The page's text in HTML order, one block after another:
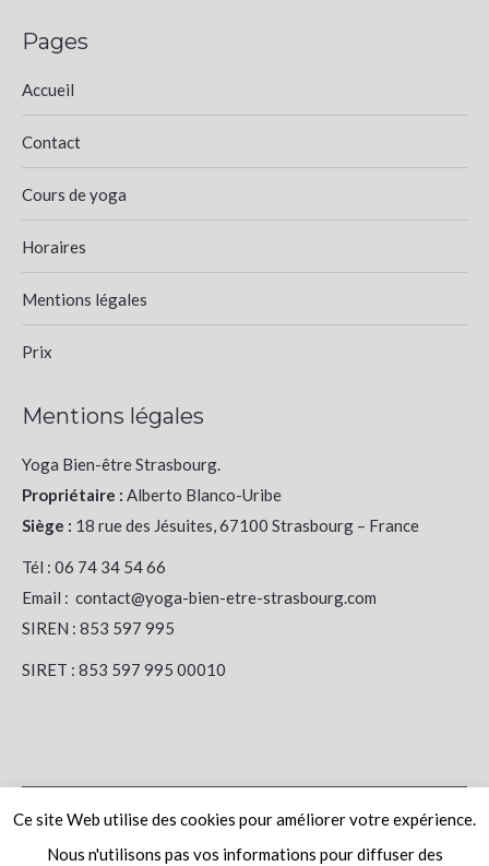
opens
new
opens
new
Pages
Accueil
Contact
Cours de yoga
Horaires
Mentions légales
Prix
Mentions légales
Yoga Bien-être Strasbourg.
Propriétaire : Alberto Blanco-Uribe
Siège : 18 rue des Jésuites, 67100 Strasbourg – France
Tél : 06 74 34 54 66
Email : contact@yoga-bien-etre-strasbourg.com
SIREN : 853 597 995
SIRET : 853 597 995 00010
Ce site Web utilise des cookies pour améliorer votre expérience.
Nous n'utilisons pas vos informations pour diffuser des